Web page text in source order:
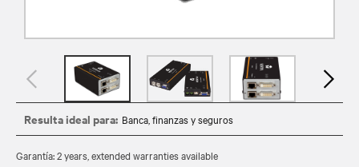
Resulta ideal para: Banca, finanzas y seguros
Garantía: 2 years, extended warranties available